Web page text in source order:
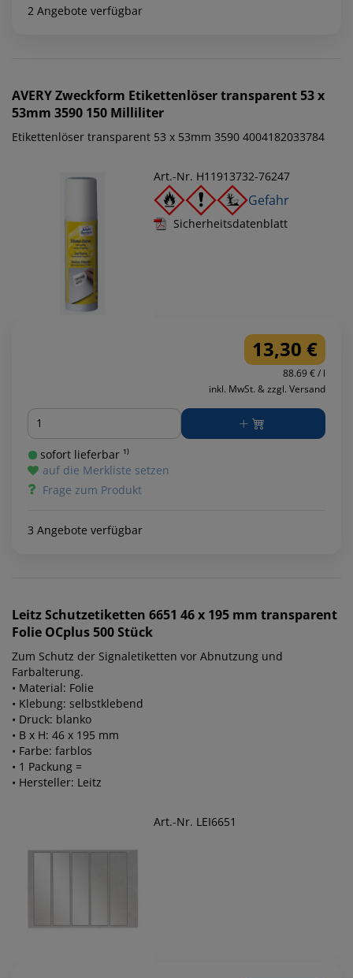
2 Angebote verfügbar
AVERY Zweckform Etikettenlöser transparent 53 x
53mm 3590 150 Milliliter
Etikettenlöser transparent 53 x 53mm 3590 4004182033784
Art.-Nr. H11913732-76247
Gefahr
Sicherheitsdatenblatt
13,30 €
88.69 € / l
inkl. MwSt. & zzgl. Versand
Menge
sofort lieferbar ¹⁾
auf die Merkliste setzen
Frage zum Produkt
3 Angebote verfügbar
LeitzSchutzetiketten 6651 46 x 195 mm transparent
Folie OCplus 500 Stück
Zum Schutz der Signaletiketten vor Abnutzung und
Farbalterung.
• Material: Folie
• Klebung: selbstklebend
• Druck: blanko
• B x H: 46 x 195 mm
• Farbe: farblos
• 1 Packung =
• Hersteller: Leitz
Art.-Nr. LEI6651